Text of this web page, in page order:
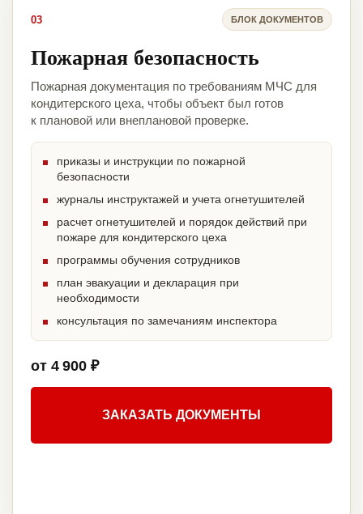
03 БЛОК ДОКУМЕНТОВ
Пожарная безопасность
Пожарная документация по требованиям МЧС для
кондитерского цеха, чтобы объект был готов
к плановой или внеплановой проверке.
приказы и инструкции по пожарной
безопасности
журналы инструктажей и учета огнетушителей
расчет огнетушителей и порядок действий при
пожаре для кондитерского цеха
программы обучения сотрудников
план эвакуации и декларация при
необходимости
консультация по замечаниям инспектора
от 4 900 ₽
ЗАКАЗАТЬ ДОКУМЕНТЫ